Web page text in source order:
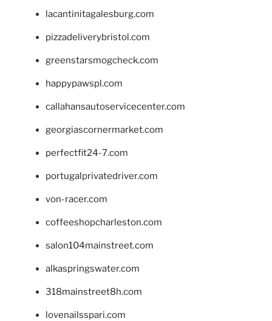
lacantinitagalesburg.com
pizzadeliverybristol.com
greenstarsmogcheck.com
happypawspl.com
callahansautoservicecenter.com
georgiascornermarket.com
perfectfit24-7.com
portugalprivatedriver.com
von-racer.com
coffeeshopcharleston.com
salon104mainstreet.com
alkaspringswater.com
318mainstreet8h.com
lovenailsspari.com